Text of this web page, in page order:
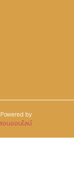
Powered by